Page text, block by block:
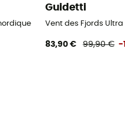
Guidetti
Vent des Fjords
83,90 € 99,90 € -